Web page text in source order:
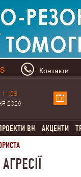
Контакти
11:58
2026
ВН АКЦЕНТИ